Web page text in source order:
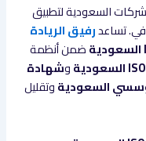
السعودية لتطبيق
تساعدرفيق الريادة
ضمن أنظمة
وشهادة
السعوديةوتقليل